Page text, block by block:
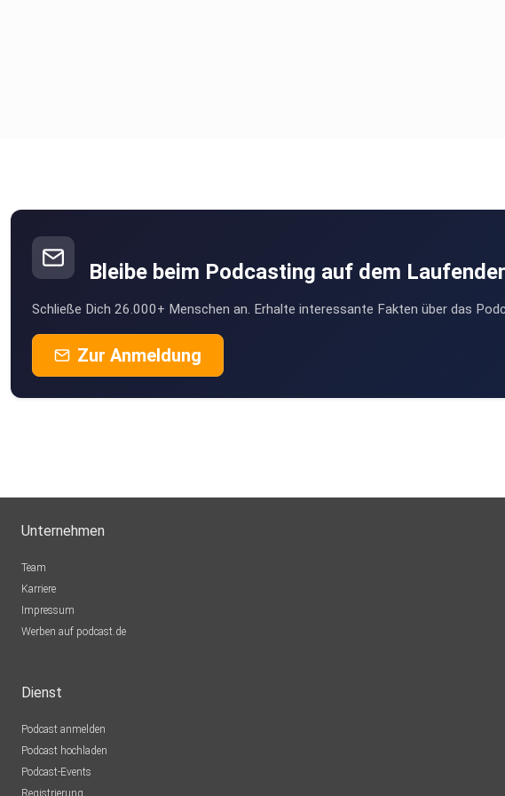
Bleibe beim Podcasting auf dem
Schließe Dich 26.000+ Menschen an. Erhalte interessante Fakten über das
Zur Anmeldung
Unternehmen
Team
Karriere
Impressum
Werben auf podcast.de
Dienst
Podcast anmelden
Podcast hochladen
Podcast-Events
Registrierung